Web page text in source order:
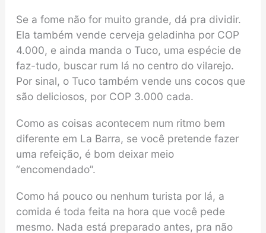
Se a fome não for muito grande, dá pra dividir.
Ela também vende cerveja geladinha por COP
4.000, e ainda manda o Tuco, uma espécie de
faz-tudo, buscar rum lá no centro do vilarejo.
Por sinal, o Tuco também vende uns cocos que
são deliciosos, por COP 3.000 cada.
Como as coisas acontecem num ritmo bem
diferente em La Barra, se você pretende fazer
uma refeição, é bom deixar meio
“encomendado”.
Como há pouco ou nenhum turista por lá, a
comida é toda feita na hora que você pede
mesmo. Nada está preparado antes, pra não